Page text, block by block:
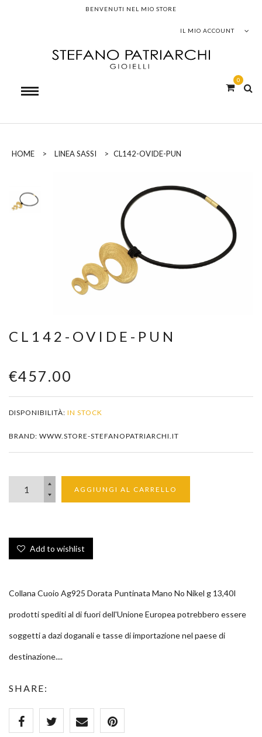
BENVENUTI NEL MIO STORE
IL MIO ACCOUNT
0
HOME > LINEA SASSI > CL142-OVIDE-PUN
CL142-OVIDE-PUN
€457.00
DISPONIBILITÀ: IN STOCK
BRAND: WWW.STORE-STEFANOPATRIARCHI.IT
AGGIUNGI AL CARRELLO
Add to wishlist
Collana Cuoio Ag925 Dorata Puntinata Mano No Nikel g 13,40I
prodotti spediti al di fuori dell'Unione Europea potrebbero essere
soggetti a dazi doganali e tasse di importazione nel paese di
destinazione....
SHARE: